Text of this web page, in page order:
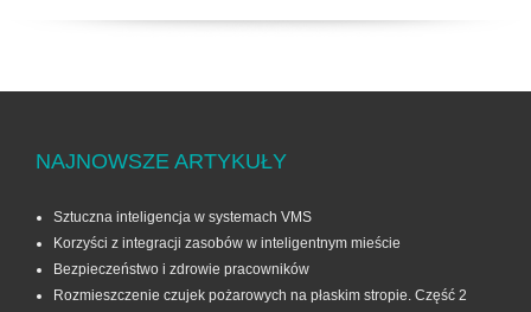
NAJNOWSZE ARTYKUŁY
Sztuczna inteligencja w systemach VMS
Korzyści z integracji zasobów w inteligentnym mieście
Bezpieczeństwo i zdrowie pracowników
Rozmieszczenie czujek pożarowych na płaskim stropie. Część 2